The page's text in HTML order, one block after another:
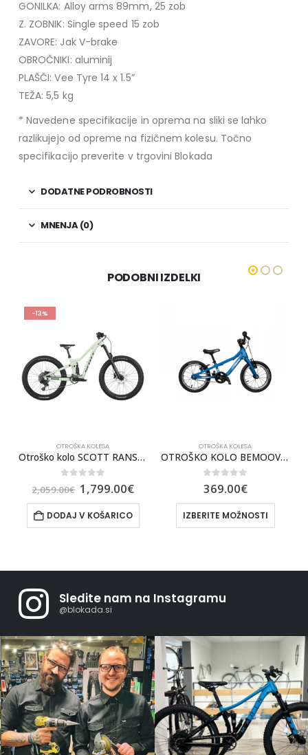
GONILKA: Alloy arms 89mm, 25 zob
Z. ZOBNIK: Single speed 15 zob
ZAVORE: Jak V-brake
OBROČNIKI: aluminij
PLAŠČI: Vee Tyre 14 x 1.5”
TEŽA: 5,5 kg
* Navedene specifikacije in oprema na sliki se lahko
razlikujejo od opreme na fizičnem kolesu. Točno
specifikacijo preverite v trgovini Blokada
DODATNE PODROBNOSTI
MNENJA (0)
PODOBNI IZDELKI
-13%
OTROŠKA KOLESA
Otroško kolo SCOTT RANSOM 400 2025
out of 5
2,059.00€ 1,799.00€
DODAJ V KOŠARICO
OTROŠKA KOLESA
OTROŠKO KOLO BEMOOV M14
0 out of 5
369.00€
IZBERITE MOŽNOSTI
Sledite nam na Instagramu
@blokada.si